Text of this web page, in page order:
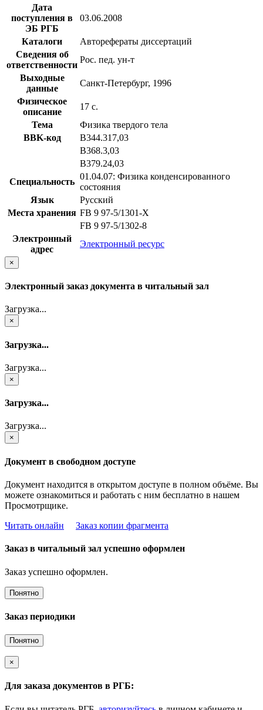
Дата
поступления в
ЭБ РГБ
03.06.2008
Каталоги
Авторефераты диссертаций
Сведения об
ответственности
Рос. пед. ун-т
Выходные
данные
Санкт-Петербург, 1996
Физическое
описание
17 с.
Тема
Физика твердого тела
BBK-код
В344.317,03
В368.3,03
В379.24,03
Специальность
01.04.07: Физика конденсированного
состояния
Язык
Русский
Места хранения FB 9 97-5/1301-X
FB 9 97-5/1302-8
Электронный
адрес
Электронный ресурс
×
Электронный заказ документа в читальный зал
Загрузка...
×
Загрузка...
Загрузка...
×
Загрузка...
Загрузка...
×
Документ в свободном доступе
Документ находится в открытом доступе в полном объёме. Вы
можете ознакомиться и работать с ним бесплатно в нашем
Просмотрщике.
Читать онлайн
Заказ копии фрагмента
Заказ в читальный зал успешно оформлен
Заказ успешно оформлен.
Понятно
Заказ периодики
Понятно
×
Для заказа документов в РГБ: